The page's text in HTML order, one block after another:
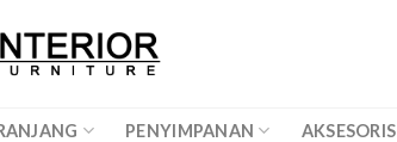
PENYIMPANAN AKSESORIS